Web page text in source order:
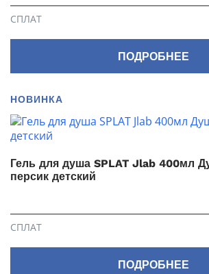
СПЛАТ
ПОДРОБНЕЕ
НОВИНКА
Гель для душа SPLAT Jlab 400мл
персик детский
СПЛАТ
ПОДРОБНЕЕ